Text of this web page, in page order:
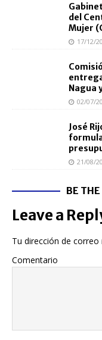
del
Mujer
17/12/
Nagua
02/07/
José
21/08/
BE
Leave a
Tu dirección de correo
Comentario